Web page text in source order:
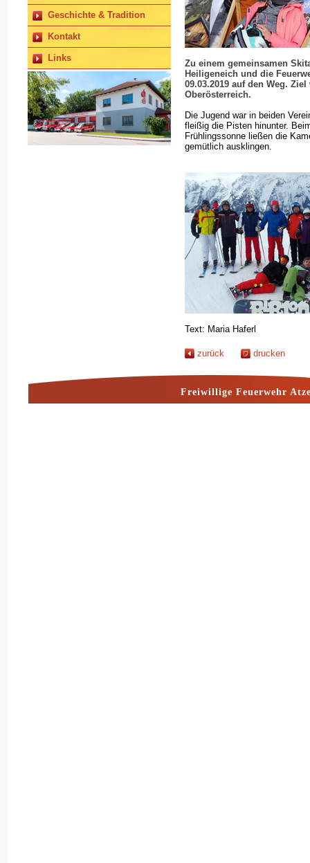
Geschichte & Tradition
Kontakt
Links
Zu einem gemeinsamen
Heiligeneich und die
09.03.2019 auf den Weg.
Oberösterreich.
Die Jugend war in beiden
fleißig die Pisten hinunter.
Frühlingssonne ließen die
gemütlich ausklingen.
Text: Maria Haferl
zurück drucken
Freiwillige Feuerwehr